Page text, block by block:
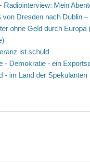
Radiointerview: Mein
von Dresden nach Dublin –
ohne Geld durch Europa
ist schuld
- Demokratie - ein
- im Land der Spekulanten